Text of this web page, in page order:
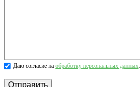
Даю согласие на обработку персональных данных.